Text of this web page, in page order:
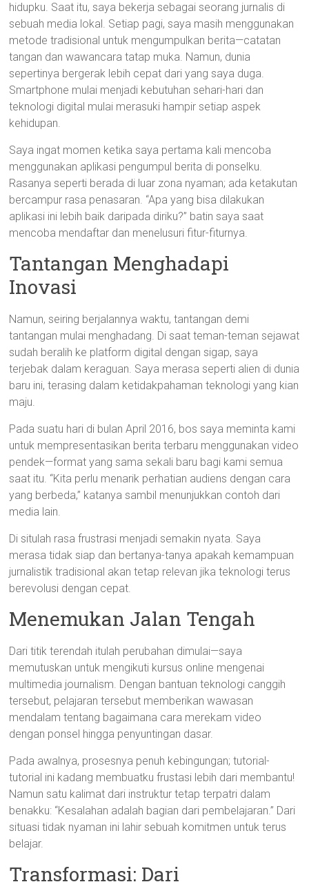
hidupku. Saat itu, saya bekerja sebagai seorang jurnalis di
sebuah media lokal. Setiap pagi, saya masih menggunakan
metode tradisional untuk mengumpulkan berita—catatan
tangan dan wawancara tatap muka. Namun, dunia
sepertinya bergerak lebih cepat dari yang saya duga.
Smartphone mulai menjadi kebutuhan sehari-hari dan
teknologi digital mulai merasuki hampir setiap aspek
kehidupan.
Saya ingat momen ketika saya pertama kali mencoba
menggunakan aplikasi pengumpul berita di ponselku.
Rasanya seperti berada di luar zona nyaman; ada ketakutan
bercampur rasa penasaran. “Apa yang bisa dilakukan
aplikasi ini lebih baik daripada diriku?” batin saya saat
mencoba mendaftar dan menelusuri fitur-fiturnya.
Tantangan Menghadapi
Inovasi
Namun, seiring berjalannya waktu, tantangan demi
tantangan mulai menghadang. Di saat teman-teman sejawat
sudah beralih ke platform digital dengan sigap, saya
terjebak dalam keraguan. Saya merasa seperti alien di dunia
baru ini, terasing dalam ketidakpahaman teknologi yang kian
maju.
Pada suatu hari di bulan April 2016, bos saya meminta kami
untuk mempresentasikan berita terbaru menggunakan video
pendek—format yang sama sekali baru bagi kami semua
saat itu. “Kita perlu menarik perhatian audiens dengan cara
yang berbeda,” katanya sambil menunjukkan contoh dari
media lain.
Di situlah rasa frustrasi menjadi semakin nyata. Saya
merasa tidak siap dan bertanya-tanya apakah kemampuan
jurnalistik tradisional akan tetap relevan jika teknologi terus
berevolusi dengan cepat.
Menemukan Jalan Tengah
Dari titik terendah itulah perubahan dimulai—saya
memutuskan untuk mengikuti kursus online mengenai
multimedia journalism. Dengan bantuan teknologi canggih
tersebut, pelajaran tersebut memberikan wawasan
mendalam tentang bagaimana cara merekam video
dengan ponsel hingga penyuntingan dasar.
Pada awalnya, prosesnya penuh kebingungan; tutorial-
tutorial ini kadang membuatku frustasi lebih dari membantu!
Namun satu kalimat dari instruktur tetap terpatri dalam
benakku: “Kesalahan adalah bagian dari pembelajaran.” Dari
situasi tidak nyaman ini lahir sebuah komitmen untuk terus
belajar.
Transformasi: Dari